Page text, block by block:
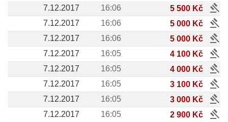
7.12.2017 16:06 5 500 Kč gavel
7.12.2017 16:06 5 000 Kč gavel
7.12.2017 16:06 5 000 Kč gavel
7.12.2017 16:05 4 100 Kč gavel
7.12.2017 16:05 4 000 Kč gavel
7.12.2017 16:05 3 100 Kč gavel
7.12.2017 16:05 3 000 Kč gavel
7.12.2017 16:05 2 900 Kč gavel